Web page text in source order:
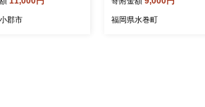
郡市 福岡県水巻町